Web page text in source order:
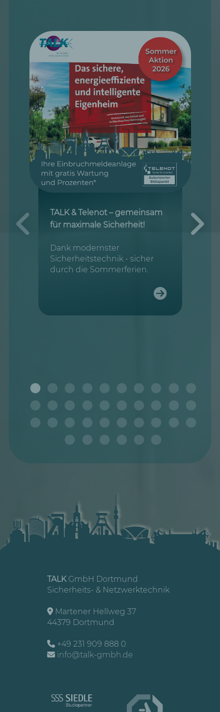
TALK & Telenot – gemeinsam
für maximale Sicherheit!
Dank modernster
Sicherheitstechnik - sicher
durch die Sommerferien.
TALKGmbH Dortmund
Sicherheits- & Netzwerktechnik
Martener Hellweg 37
44379 Dortmund
+49 231 909 888 0
info@talk-gmbh.de